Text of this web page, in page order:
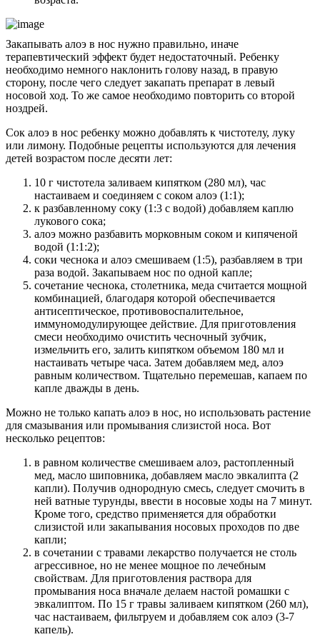
Закапывать алоэ в нос нужно правильно, иначе
терапевтический эффект будет недостаточный. Ребенку
необходимо немного наклонить голову назад, в правую
сторону, после чего следует закапать препарат в левый
носовой ход. То же самое необходимо повторить со второй
ноздрей.
Сок алоэ в нос ребенку можно добавлять к чистотелу, луку
или лимону. Подобные рецепты используются для лечения
детей возрастом после десяти лет:
10 г чистотела заливаем кипятком (280 мл), час
настаиваем и соединяем с соком алоэ (1:1);
к разбавленному соку (1:3 с водой) добавляем каплю
лукового сока;
алоэ можно разбавить морковным соком и кипяченой
водой (1:1:2);
соки чеснока и алоэ смешиваем (1:5), разбавляем в три
раза водой. Закапываем нос по одной капле;
сочетание чеснока, столетника, меда считается мощной
комбинацией, благодаря которой обеспечивается
антисептическое, противовоспалительное,
иммуномодулирующее действие. Для приготовления
смеси необходимо очистить чесночный зубчик,
измельчить его, залить кипятком объемом 180 мл и
настаивать четыре часа. Затем добавляем мед, алоэ
равным количеством. Тщательно перемешав, капаем по
капле дважды в день.
Можно не только капать алоэ в нос, но использовать растение
для смазывания или промывания слизистой носа. Вот
несколько рецептов:
в равном количестве смешиваем алоэ, растопленный
мед, масло шиповника, добавляем масло эвкалипта (2
капли). Получив однородную смесь, следует смочить в
ней ватные турунды, ввести в носовые ходы на 7 минут.
Кроме того, средство применяется для обработки
слизистой или закапывания носовых проходов по две
капли;
в сочетании с травами лекарство получается не столь
агрессивное, но не менее мощное по лечебным
свойствам. Для приготовления раствора для
промывания носа вначале делаем настой ромашки с
эвкалиптом. По 15 г травы заливаем кипятком (260 мл),
час настаиваем, фильтруем и добавляем сок алоэ (3-7
капель).